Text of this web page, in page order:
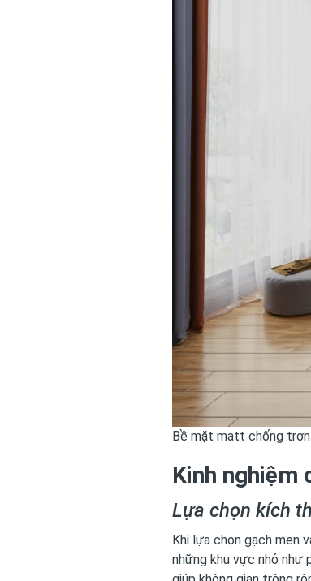
Bề mặt matt chống
Kinh nghiệm
Lựa chọn kích
Khi lựa chọn gạch men
những khu vực nhỏ như